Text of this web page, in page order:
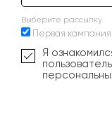
Выберите рассылку
Первая кампания
Я